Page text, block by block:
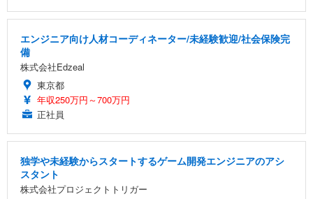
エンジニア向け人材コーディネーター/未経験歓迎/社会保険完
備
株式会社Edzeal
東京都
年収250万円～700万円
正社員
独学や未経験からスタートするゲーム開発エンジニアのアシ
スタント
株式会社プロジェクトトリガー